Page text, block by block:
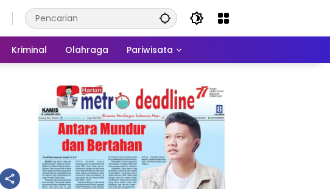
Kriminal Olahraga Pariwisata